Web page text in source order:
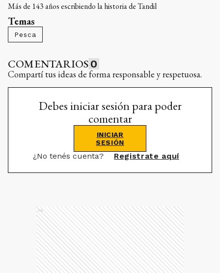
Más de 143 años escribiendo la historia de Tandil
Temas
Pesca
COMENTARIOS 0
Compartí tus ideas de forma responsable y respetuosa.
Debes iniciar sesión para poder
comentar
INICIAR
SESIÓN
¿No tenés cuenta? Registrate aquí
Ads